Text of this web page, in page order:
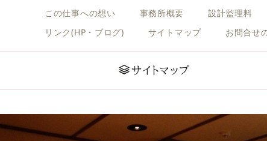
この仕事への想い
事務所概要 設計監理料
リンク(HP・ブログ)
サイトマップ お問合せ
サイトマップ